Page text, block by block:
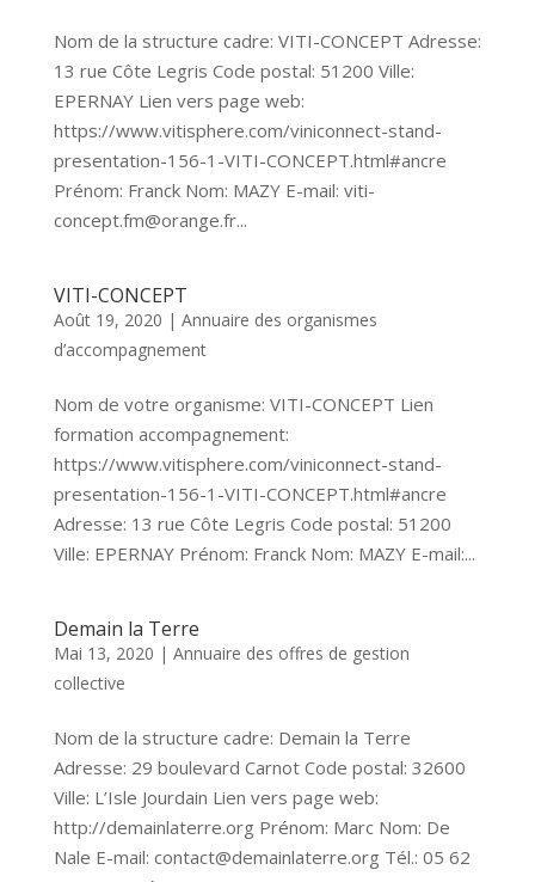
Nom de la structure cadre: VITI-CONCEPT Adresse:
13 rue Côte Legris Code postal: 51200 Ville:
EPERNAY Lien vers page web:
https://www.vitisphere.com/viniconnect-stand-
presentation-156-1-VITI-CONCEPT.html#ancre
Prénom: Franck Nom: MAZY E-mail: viti-
concept.fm@orange.fr...
VITI-CONCEPT
Août 19, 2020 | Annuaire des organismes
d’accompagnement
Nom de votre organisme: VITI-CONCEPT Lien
formation accompagnement:
https://www.vitisphere.com/viniconnect-stand-
presentation-156-1-VITI-CONCEPT.html#ancre
Adresse: 13 rue Côte Legris Code postal: 51200
Ville: EPERNAY Prénom: Franck Nom: MAZY E-mail:...
Demain la Terre
Mai 13, 2020 | Annuaire des offres de gestion
collective
Nom de la structure cadre: Demain la Terre
Adresse: 29 boulevard Carnot Code postal: 32600
Ville: L’Isle Jourdain Lien vers page web:
http://demainlaterre.org Prénom: Marc Nom: De
Nale E-mail: contact@demainlaterre.org Tél.: 05 62